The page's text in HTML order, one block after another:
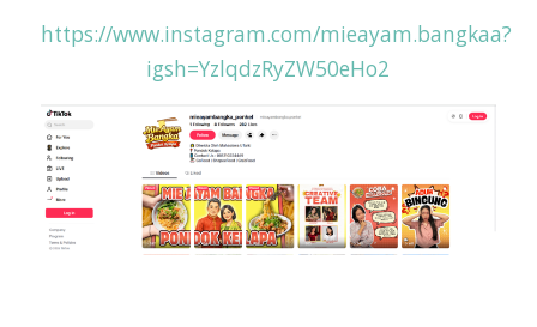
https://www.instagram.com/mieayam.bangkaa?
igsh=YzlqdzRyZW50eHo2